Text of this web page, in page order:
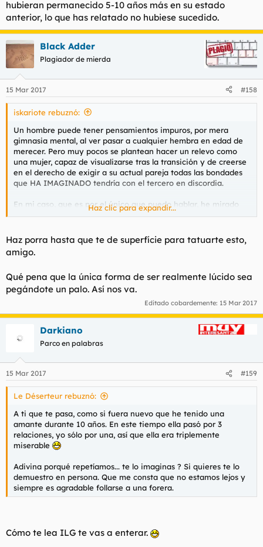
hubieran permanecido 5-10 años más en su estado
anterior, lo que has relatado no hubiese sucedido.
Black Adder
Plagiador de mierda
15 Mar 2017 #158
iskariote rebuznó:
Un hombre puede tener pensamientos impuros, por mera
gimnasia mental, al ver pasar a cualquier hembra en edad de
merecer. Pero muy pocos se plantean hacer un relevo como
una mujer, capaz de visualizarse tras la transición y de creerse
en el derecho de exigir a su actual pareja todas las bondades
que HA IMAGINADO tendría con el tercero en discordia.
En mi caso, que es por el único que puedo hablar, he mirado
todos los culos que se me han cruzado, pero no por ello me
encontraba en situación de aturdimiento emocional.
Y es que entiendo el estar en una relación como el no querer
sopesar entre estar con alguien y estar solo. Así me ha ido.
Haz clic para expandir...
Haz porra hasta que te de superfície para tatuarte esto,
amigo.
Qué pena que la única forma de ser realmente lúcido sea
pegándote un palo. Así nos va.
Editado cobardemente: 15 Mar 2017
Darkiano
Parco en palabras
15 Mar 2017 #159
Le Déserteur rebuznó:
A ti que te pasa, como si fuera nuevo que he tenido una
amante durante 10 años. En este tiempo ella pasó por 3
relaciones, yo sólo por una, así que ella era triplemente
miserable
Adivina porqué repetíamos... te lo imaginas ? Si quieres te lo
demuestro en persona. Que me consta que no estamos lejos y
siempre es agradable follarse a una forera.
Cómo te lea ILG te vas a enterar.